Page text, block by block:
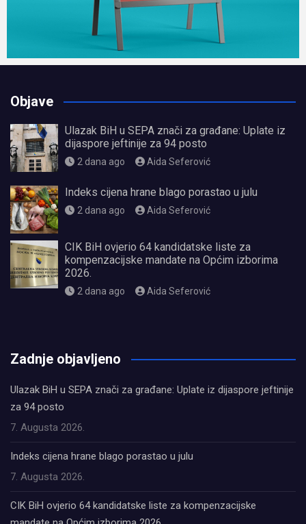
Objave
Ulazak BiH u SEPA znači za građane: Uplate iz
dijaspore jeftinije za 94 posto
2 dana ago Aida Seferović
Indeks cijena hrane blago porastao u julu
2 dana ago Aida Seferović
CIK BiH ovjerio 64 kandidatske liste za
kompenzacijske mandate na Općim izborima
2026.
2 dana ago Aida Seferović
Zadnje objavljeno
Ulazak BiH u SEPA znači za građane: Uplate iz dijaspore jeftinije
za 94 posto
7. Augusta 2026.
Indeks cijena hrane blago porastao u julu
7. Augusta 2026.
CIK BiH ovjerio 64 kandidatske liste za kompenzacijske